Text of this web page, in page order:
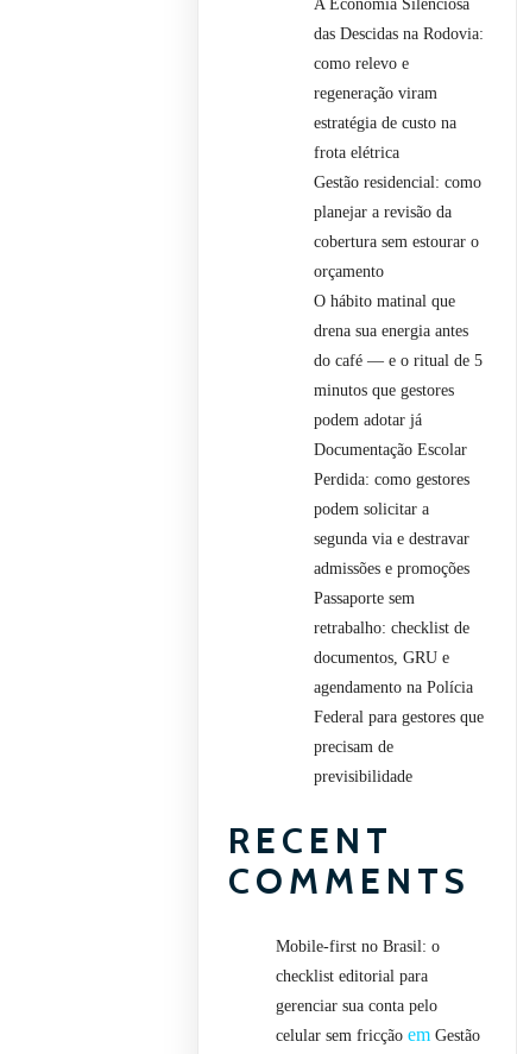
A Economia Silenciosa
das Descidas na Rodovia:
como relevo e
regeneração viram
estratégia de custo na
frota elétrica
Gestão residencial: como
planejar a revisão da
cobertura sem estourar o
orçamento
O hábito matinal que
drena sua energia antes
do café — e o ritual de 5
minutos que gestores
podem adotar já
Documentação Escolar
Perdida: como gestores
podem solicitar a
segunda via e destravar
admissões e promoções
Passaporte sem
retrabalho: checklist de
documentos, GRU e
agendamento na Polícia
Federal para gestores que
precisam de
previsibilidade
RECENT
COMMENTS
Mobile-first no Brasil: o
checklist editorial para
gerenciar sua conta pelo
celular sem fricção emGestão